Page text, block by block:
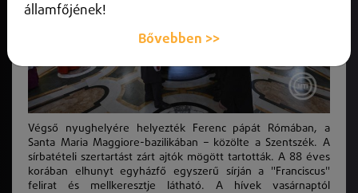
Végső nyughelyére helyezték Ferenc pápát Rómában, a
Santa Maria Maggiore-bazilikában – közölte a Szentszék. A
sírbatételi szertartást zárt ajtók mögött tartották. A 88 éves
korában elhunyt egyházfő egyszerű sírján a "Franciscus"
felirat és mellkeresztje látható. A hívek vasárnaptól
államfőjének!
Bővebben >>